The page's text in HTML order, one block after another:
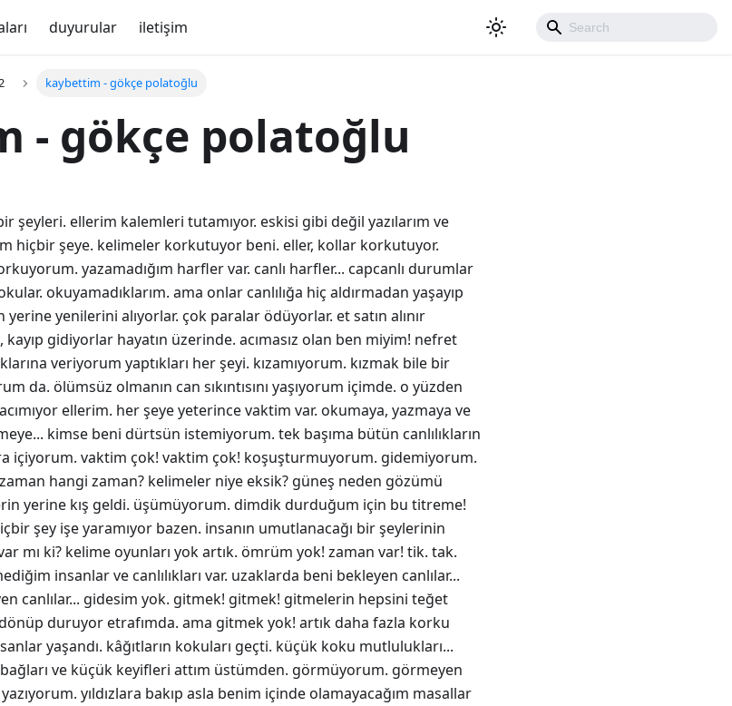
duyurular iletişim
kaybettim - gökçe polatoğlu
- gökçe polatoğlu
şeyleri. ellerim kalemleri tutamıyor. eskisi gibi değil yazılarım ve
hiçbir şeye. kelimeler korkutuyor beni. eller, kollar korkutuyor.
yazamadığım harfler var. canlı harfler... capcanlı durumlar
okuyamadıklarım. ama onlar canlılığa hiç aldırmadan yaşayıp
yenilerini alıyorlar. çok paralar ödüyorlar. et satın alınır
gidiyorlar hayatın üzerinde. acımasız olan ben miyim! nefret
veriyorum yaptıkları her şeyi. kızamıyorum. kızmak bile bir
da. ölümsüz olmanın can sıkıntısını yaşıyorum içimde. o yüzden
ellerim. her şeye yeterince vaktim var. okumaya, yazmaya ve
kimse beni dürtsün istemiyorum. tek başıma bütün canlılıkların
içiyorum. vaktim çok! vaktim çok! koşuşturmuyorum. gidemiyorum.
hangi zaman? kelimeler niye eksik? güneş neden gözümü
yerine kış geldi. üşümüyorum. dimdik durduğum için bu titreme!
şey işe yaramıyor bazen. insanın umutlanacağı bir şeylerinin
var mı ki? kelime oyunları yok artık. ömrüm yok! zaman var! tik. tak.
insanlar ve canlılıkları var. uzaklarda beni bekleyen canlılar...
canlılar... gidesim yok. gitmek! gitmek! gitmelerin hepsini teğet
duruyor etrafımda. ama gitmek yok! artık daha fazla korku
yaşandı. kâğıtların kokuları geçti. küçük koku mutlulukları...
bağları ve küçük keyifleri attım üstümden. görmüyorum. görmeyen
yıldızlara bakıp asla benim içinde olamayacağım masallar